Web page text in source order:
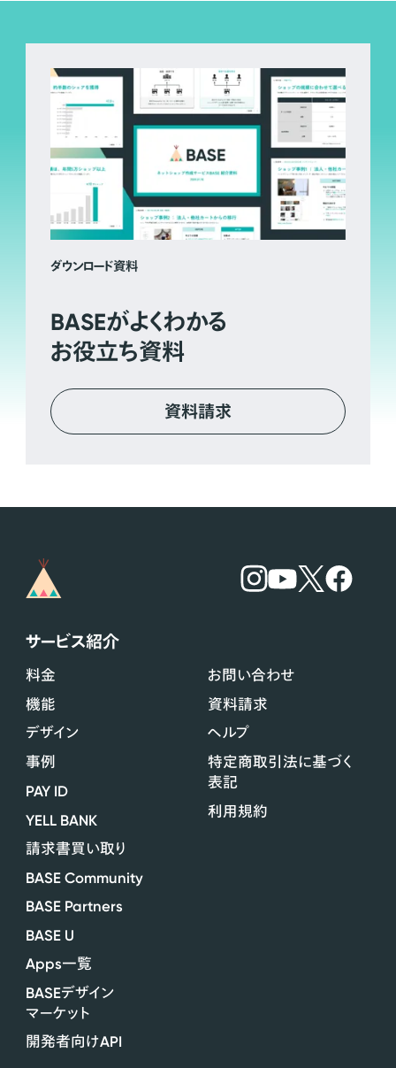
ダウンロード資料
BASEがよくわかる
お役立ち資料
資料請求
サービス紹介
料金
機能
デザイン
事例
PAY ID
YELL BANK
請求書買い取り
BASE Community
BASE Partners
BASE U
Apps一覧
BASEデザイン
マーケット
開発者向けAPI
お問い合わせ
資料請求
ヘルプ
特定商取引法に基づく
表記
利用規約